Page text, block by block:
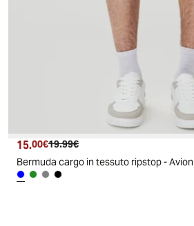
Prezzo attuale
15.00€ Prezzo originale
19.99€
Bermuda cargo in tessuto ripstop - Avion